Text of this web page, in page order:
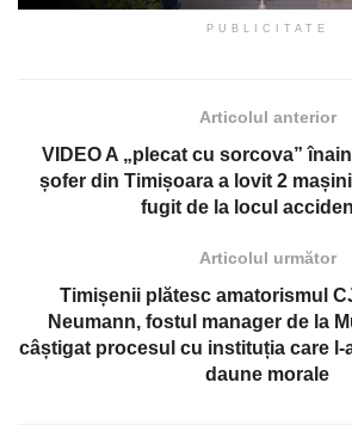
PUBLICITATE
Articolul anterior
VIDEO A „plecat cu sorcova”
șofer din Timișoara a lovit 2
fugit de la locul
Articolul următor
Timișenii plătesc amatorismul
Neumann, fostul manager de la
câștigat procesul cu instituția care l-
daune morale